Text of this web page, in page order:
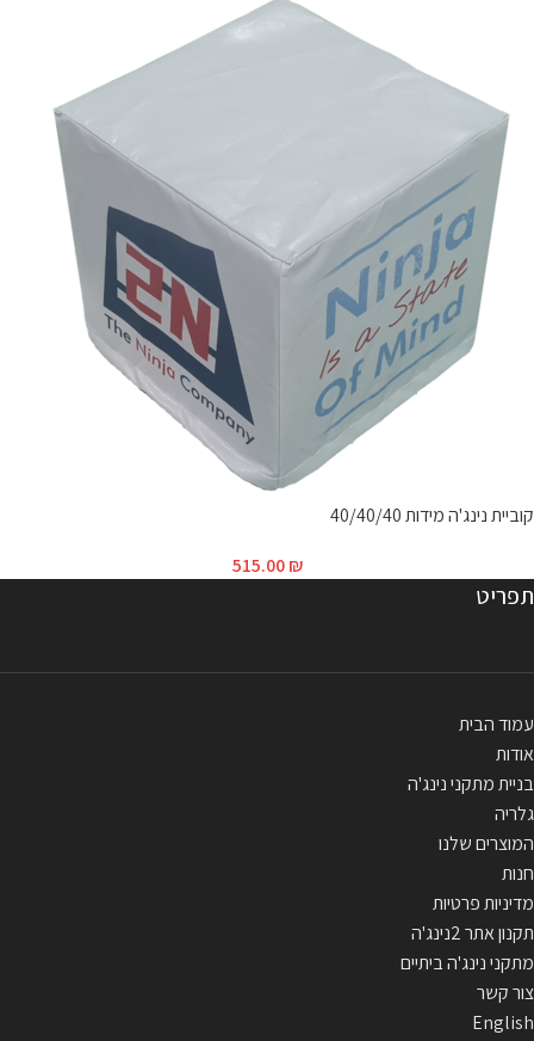
קוביית נינג'ה מידות 40/40/40
515.00₪
תפריט
עמוד הבית
אודות
בניית מתקני נינג'ה
גלריה
המוצרים שלנו
חנות
מדיניות פרטיות
תקנון אתר 2נינג'ה
מתקני נינג'ה ביתיים
צור קשר
English